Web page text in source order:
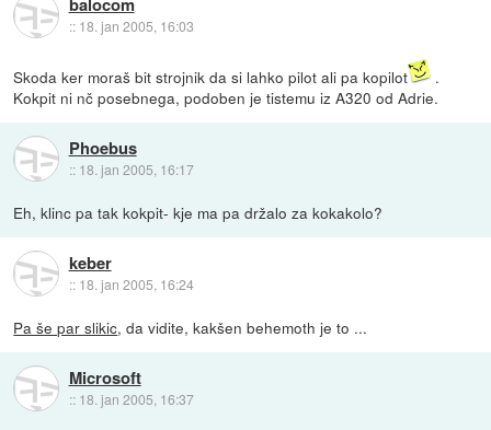
:: 18. jan 2005, 16:03
Skoda ker moraš bit strojnik da si lahko pilot ali pa kopilot
.
Kokpit ni nč posebnega, podoben je tistemu iz A320 od Adrie.
Phoebus
:: 18. jan 2005, 16:17
Eh, klinc pa tak kokpit- kje ma pa držalo za kokakolo?
keber
:: 18. jan 2005, 16:24
Pa še par slikic, da vidite, kakšen behemoth je to ...
Microsoft
:: 18. jan 2005, 16:37